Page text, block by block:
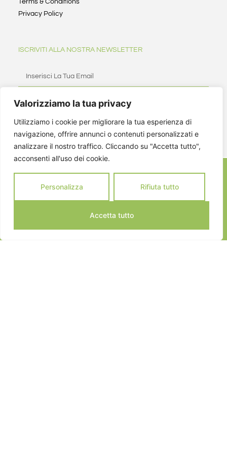
Valorizziamo la tua privacy
Utilizziamo i cookie per migliorare la tua esperienza di
navigazione, offrire annunci o contenuti personalizzati e
analizzare il nostro traffico. Cliccando su "Accetta tutto",
acconsenti all'uso dei cookie.
Personalizza Rifiuta tutto
Accetta tutto
Terms & Conditions
Privacy Policy
ISCRIVITI ALLA NOSTRA NEWSLETTER